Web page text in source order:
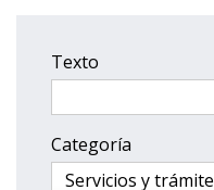
Texto
Categoría